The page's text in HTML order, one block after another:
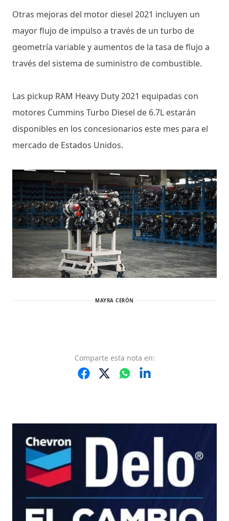
Otras mejoras del motor diesel 2021 incluyen un
mayor flujo de impulso a través de un turbo de
geometría variable y aumentos de la tasa de flujo a
través del sistema de suministro de combustible.
Las pickup RAM Heavy Duty 2021 equipadas con
motores Cummins Turbo Diesel de 6.7L estarán
disponibles en los concesionarios este mes para el
mercado de Estados Unidos.
MAYRA CERÓN
Comparte esta nota en: